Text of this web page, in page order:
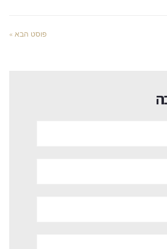
פוסט הבא »